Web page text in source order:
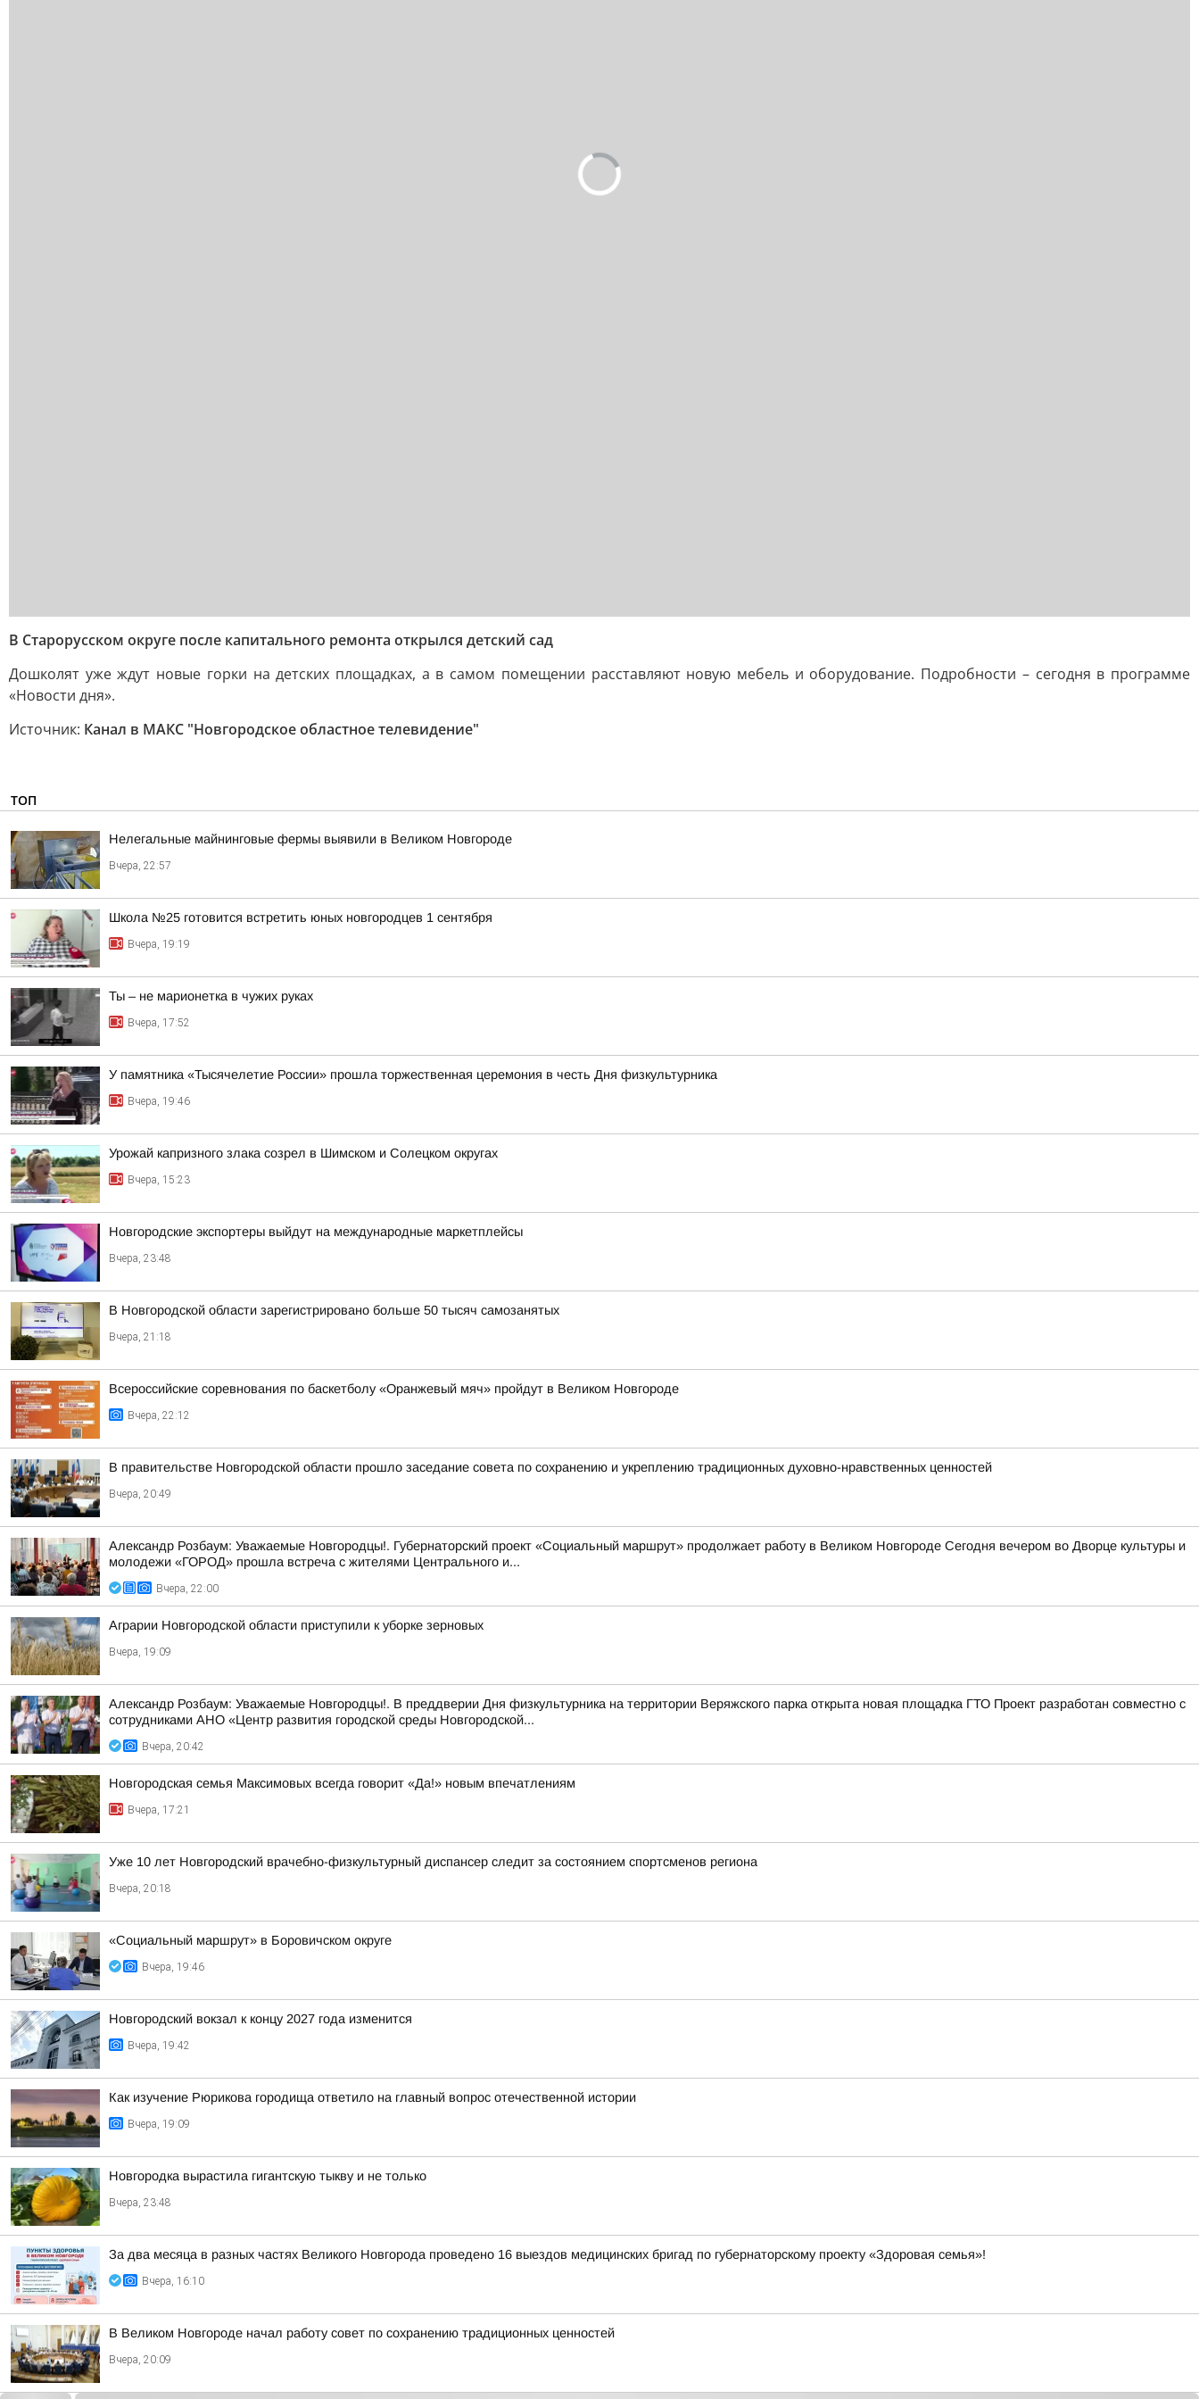
В Старорусском округе после капитального ремонта открылся детский сад
Дошколят уже ждут новые горки на детских площадках, а в самом помещении расставляют новую мебель и оборудование. Подробности – сегодня в программе
«Новости дня».
Источник: Канал в МАКС "Новгородское областное телевидение"
ТОП
Нелегальные майнинговые фермы выявили в Великом Новгороде
Вчера, 22:57
Школа №25 готовится встретить юных новгородцев 1 сентября
Вчера, 19:19
Ты – не марионетка в чужих руках
Вчера, 17:52
У памятника «Тысячелетие России» прошла торжественная церемония в честь Дня физкультурника
Вчера, 19:46
Урожай капризного злака созрел в Шимском и Солецком округах
Вчера, 15:23
Новгородские экспортеры выйдут на международные маркетплейсы
Вчера, 23:48
В Новгородской области зарегистрировано больше 50 тысяч самозанятых
Вчера, 21:18
Всероссийские соревнования по баскетболу «Оранжевый мяч» пройдут в Великом Новгороде
Вчера, 22:12
В правительстве Новгородской области прошло заседание совета по сохранению и укреплению традиционных духовно-нравственных ценностей
Вчера, 20:49
Александр Розбаум: Уважаемые Новгородцы!. Губернаторский проект «Социальный маршрут» продолжает работу в Великом Новгороде Сегодня вечером во Дворце культуры и
молодежи «ГОРОД» прошла встреча с жителями Центрального и...
Вчера, 22:00
Аграрии Новгородской области приступили к уборке зерновых
Вчера, 19:09
Александр Розбаум: Уважаемые Новгородцы!. В преддверии Дня физкультурника на территории Веряжского парка открыта новая площадка ГТО Проект разработан совместно с
сотрудниками АНО «Центр развития городской среды Новгородской...
Вчера, 20:42
Новгородская семья Максимовых всегда говорит «Да!» новым впечатлениям
Вчера, 17:21
Уже 10 лет Новгородский врачебно-физкультурный диспансер следит за состоянием спортсменов региона
Вчера, 20:18
«Социальный маршрут» в Боровичском округе
Вчера, 19:46
Новгородский вокзал к концу 2027 года изменится
Вчера, 19:42
Как изучение Рюрикова городища ответило на главный вопрос отечественной истории
Вчера, 19:09
Новгородка вырастила гигантскую тыкву и не только
Вчера, 23:48
За два месяца в разных частях Великого Новгорода проведено 16 выездов медицинских бригад по губернаторскому проекту «Здоровая семья»!
Вчера, 16:10
В Великом Новгороде начал работу совет по сохранению традиционных ценностей
Вчера, 20:09